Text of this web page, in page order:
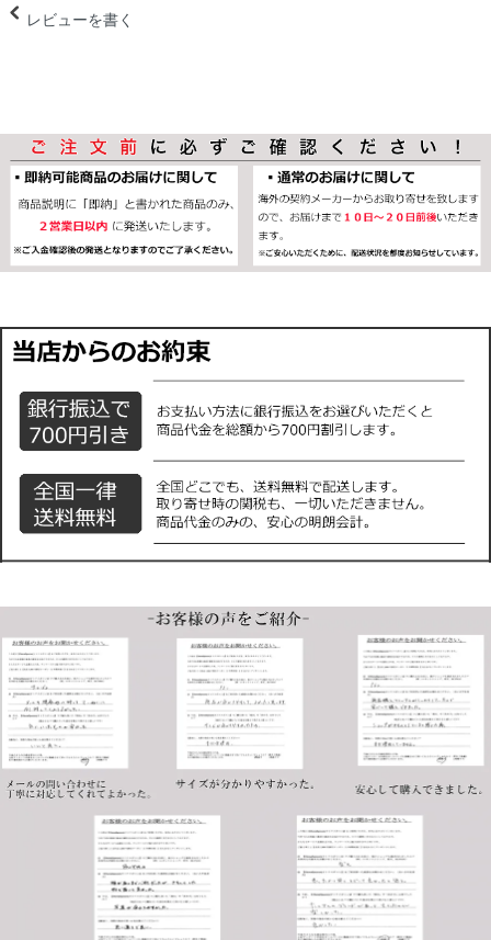
レビューを書く